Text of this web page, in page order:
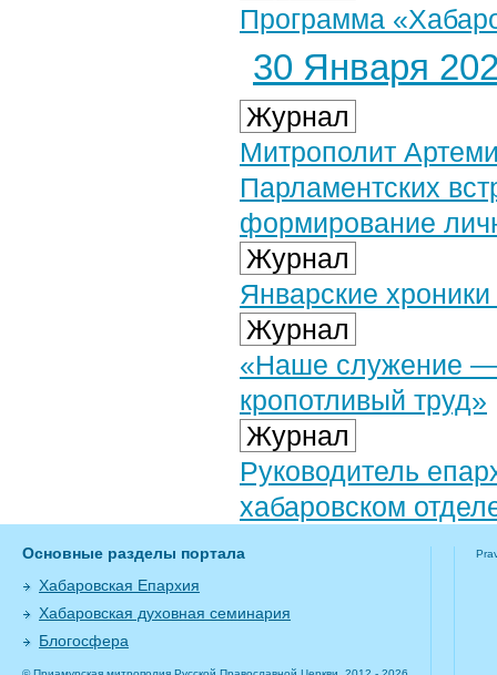
Программа
30 Января
Журнал
Митрополит
Парламентских
формирование
Журнал
Январские
Журнал
«Наше служение —
кропотливый труд»
Журнал
Руководитель
хабаровском
Основные разделы портала
Хабаровская Епархия
Хабаровская духовная семинария
Блогосфера